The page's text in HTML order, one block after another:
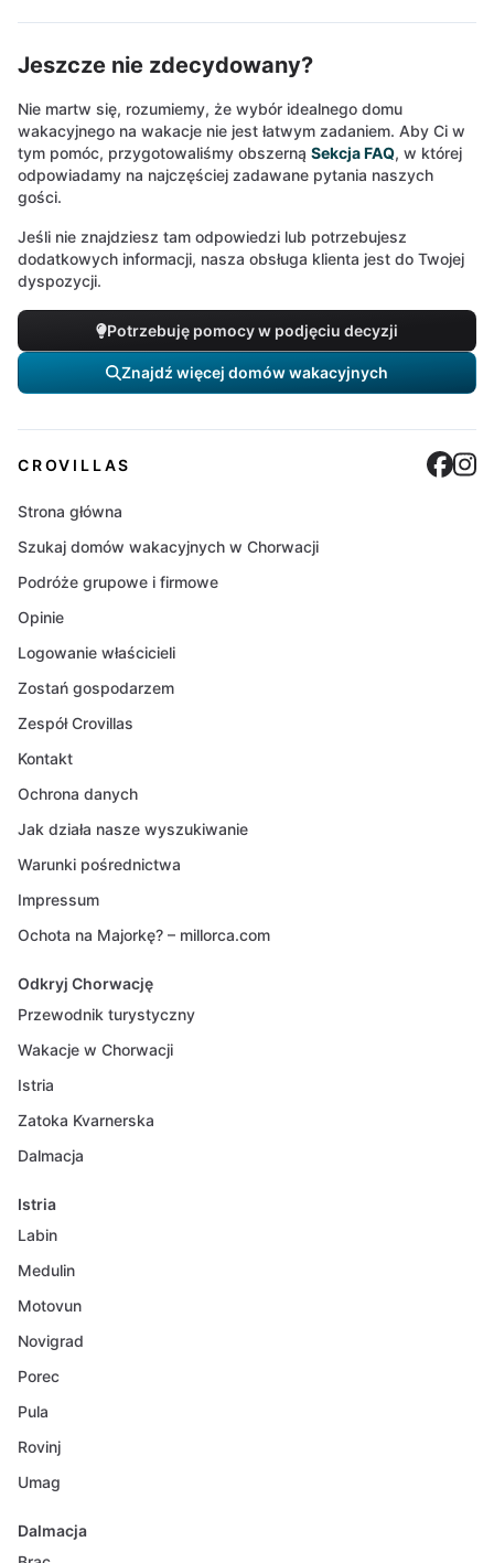
Jeszcze nie zdecydowany?
Nie martw się, rozumiemy, że wybór idealnego domu
wakacyjnego na wakacje nie jest łatwym zadaniem. Aby Ci w
tym pomóc, przygotowaliśmy obszerną Sekcja FAQ, w której
odpowiadamy na najczęściej zadawane pytania naszych
gości.
Jeśli nie znajdziesz tam odpowiedzi lub potrzebujesz
dodatkowych informacji, nasza obsługa klienta jest do Twojej
dyspozycji.
Potrzebuję pomocy w podjęciu decyzji
Znajdź więcej domów wakacyjnych
CROVILLAS
Strona główna
Szukaj domów wakacyjnych w Chorwacji
Podróże grupowe i firmowe
Opinie
Logowanie właścicieli
Zostań gospodarzem
Zespół Crovillas
Kontakt
Ochrona danych
Jak działa nasze wyszukiwanie
Warunki pośrednictwa
Impressum
Ochota na Majorkę? – millorca.com
Odkryj Chorwację
Przewodnik turystyczny
Wakacje w Chorwacji
Istria
Zatoka Kvarnerska
Dalmacja
Istria
Labin
Medulin
Motovun
Novigrad
Porec
Pula
Rovinj
Umag
Dalmacja